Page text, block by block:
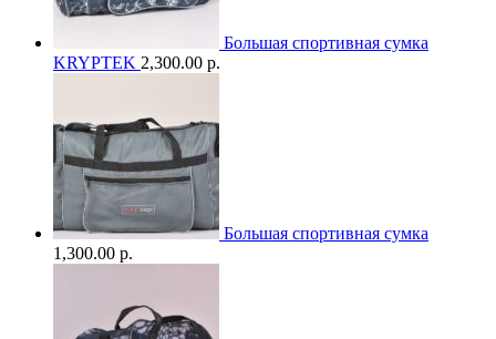
Большая спортивная сумка
KRYPTEK 2,300.00 р.
Большая спортивная сумка
1,300.00 р.